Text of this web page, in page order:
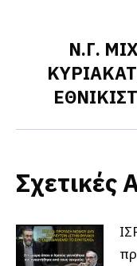
Ν.Γ.
Σχετικές